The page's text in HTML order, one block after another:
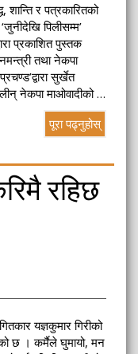
शान्ति र पत्रकारितको
पिलीसम्म’
प्रकाशित पुस्तक
तथा नेकपा
सुर्खेत
नेकपा माओवादीको …
पूरा पढ्नुहोस्
रहिछ
यज्ञकुमार गिरीको
छ । कर्मैले घुमायो, मन